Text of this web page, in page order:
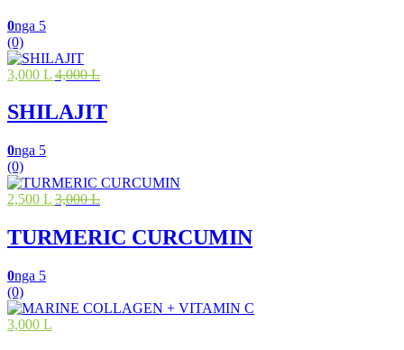
0nga 5
(0)
3,000 L 4,000 L
SHILAJIT
0nga 5
(0)
2,500 L 3,000 L
TURMERIC CURCUMIN
0nga 5
(0)
3,000 L